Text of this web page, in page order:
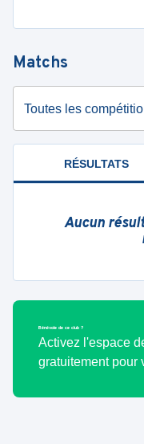
Matchs
Toutes les
RÉSULTATS
Aucun
Bénévole de ce club ?
Activez l'espace
gratuitement pour